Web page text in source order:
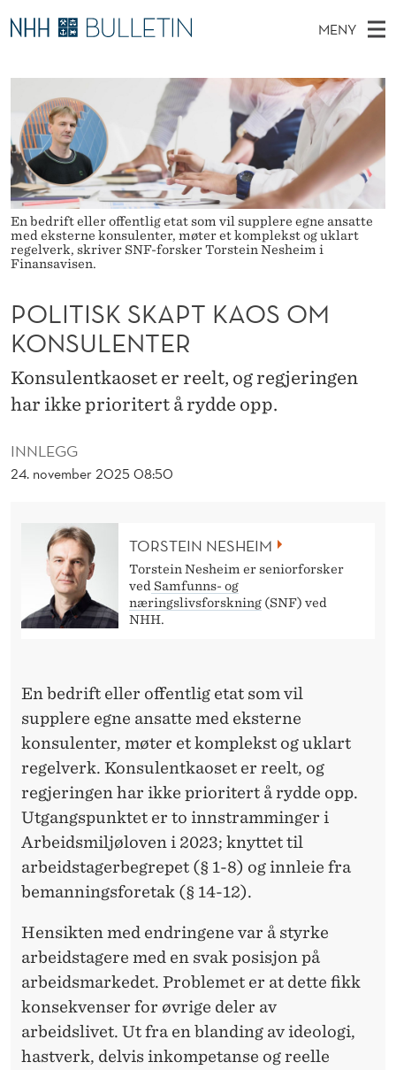
P
O
L
T
S
K
S
K
A
P
T
K
A
MENY
O
E
D
M
E
N
Y
Ø
T
T
S
T
E
D
E
T
Stipendiater og nye forskerprofiler
Disputaser
Ekspertutvalg
Om Bulletin
En bedrift eller offentlig etat som vil supplere egne ansatte
med eksterne konsulenter, møter et komplekst og uklart
regelverk, skriver SNF-forsker Torstein Nesheim i
Finansavisen.
INNLEGG
24. november 2025 08:50
POLITISK SKAPT KAOS OM
KONSULENTER
Konsulentkaoset er reelt, og regjeringen
har ikke prioritert å rydde opp.
TORSTEIN NESHEIM
Torstein Nesheim er seniorforsker
ved Samfunns- og
næringslivsforskning (SNF) ved
NHH.
En bedrift eller offentlig etat som vil
supplere egne ansatte med eksterne
konsulenter, møter et komplekst og uklart
regelverk. Konsulentkaoset er reelt, og
regjeringen har ikke prioritert å rydde opp.
Utgangspunktet er to innstramminger i
Arbeidsmiljøloven i 2023; knyttet til
arbeidstagerbegrepet (§ 1-8) og innleie fra
bemanningsforetak (§ 14-12).
Hensikten med endringene var å styrke
arbeidstagere med en svak posisjon på
arbeidsmarkedet. Problemet er at dette fikk
konsekvenser for øvrige deler av
arbeidslivet. Ut fra en blanding av ideologi,
hastverk, delvis inkompetanse og reelle